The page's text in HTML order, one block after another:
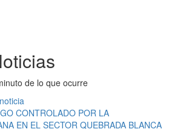
de lo que ocurre
CONTROLADO POR LA
EN EL SECTOR QUEBRADA BLANCA